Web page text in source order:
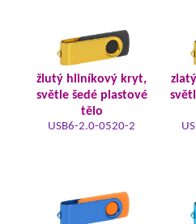
žlutý hliníkový kryt,
světle šedé plastové
tělo
USB6-2.0-0520-2